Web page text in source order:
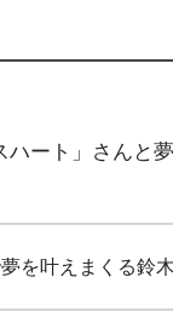
ハート」さんと
を叶えまくる鈴